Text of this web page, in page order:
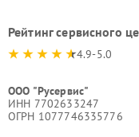
Рейтинг сервисного
4.9-5.0
ООО "Русервис"
ИНН 7702633247
ОГРН 1077746335776